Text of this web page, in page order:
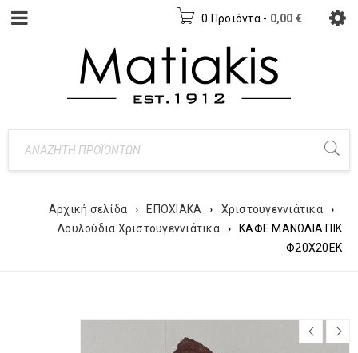
0 Προϊόντα - 0,00 €
Αρχική σελίδα › ΕΠΟΧΙΑΚΑ › Χριστουγεννιάτικα
›
Λουλούδια Χριστουγεννιάτικα
›
ΚΑΦΕ ΜΑΝΩΛΙΑ ΠΙΚ
Φ20Χ20ΕΚ